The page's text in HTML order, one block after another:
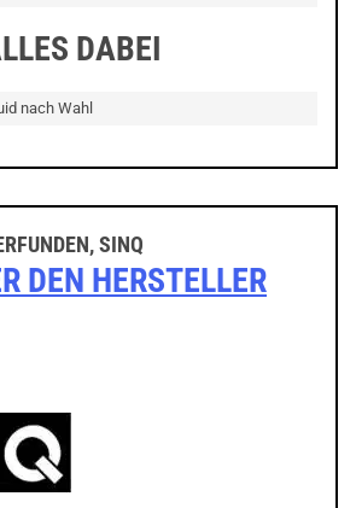
DABEI
nach Wahl
SINQ
DEN HERSTELLER